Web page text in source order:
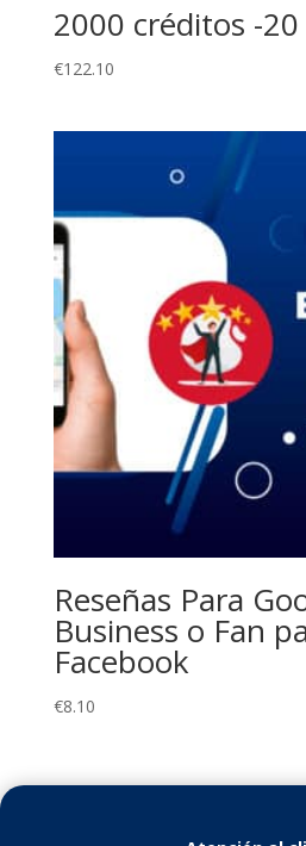
2000 créditos -20
€122.10
Reseñas Para
Business o Fan
Facebook
€8.10